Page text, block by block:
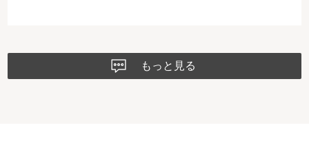
もっと見る